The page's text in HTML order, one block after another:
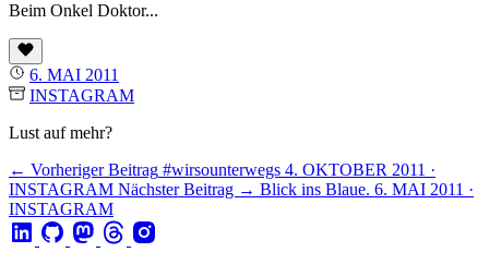
Beim Onkel Doktor...
6. MAI 2011
INSTAGRAM
Lust auf mehr?
← Vorheriger Beitrag #wirsounterwegs 4. OKTOBER 2011 ·
INSTAGRAM Nächster Beitrag → Blick ins Blaue. 6. MAI 2011 ·
INSTAGRAM